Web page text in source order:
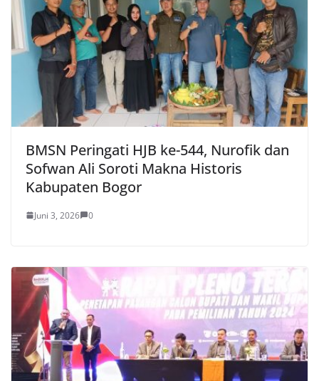
BMSN Peringati HJB ke-544, Nurofik dan
Sofwan Ali Soroti Makna Historis
Kabupaten Bogor
Juni 3, 2026 0